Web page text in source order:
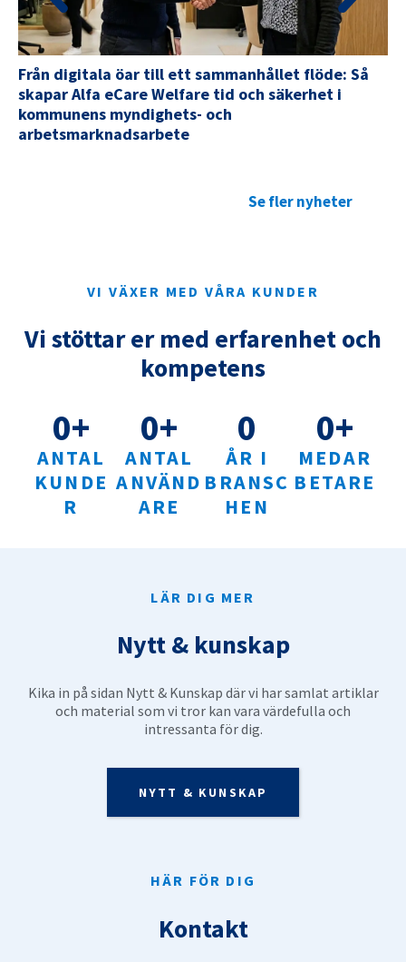
Från digitala öar till ett sammanhållet flöde: Så
skapar Alfa eCare Welfare tid och säkerhet i
kommunens myndighets- och
arbetsmarknadsarbete
Se fler nyheter
VI VÄXER MED VÅRA KUNDER
Vi stöttar er med erfarenhet och
kompetens
0+
ANTAL
KUNDE
R
0+
ANTAL
ANVÄND
ARE
0
ÅR I
BRANSC
HEN
0+
MEDAR
BETARE
LÄR DIG MER
Nytt & kunskap
Kika in på sidan Nytt & Kunskap där vi har samlat artiklar
och material som vi tror kan vara värdefulla och
intressanta för dig.
NYTT & KUNSKAP
HÄR FÖR DIG
Kontakt